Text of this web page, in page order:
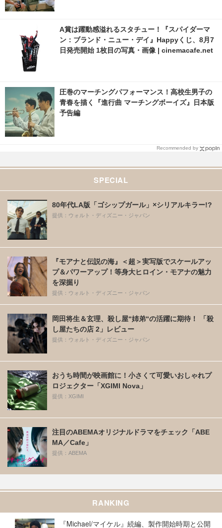
A賞は躍動感溢れるスタチュー！『スパイダーマ
ン：ブランド・ニュー・デイ』Happyくじ、8月7
日発売開始 1枚目の写真・画像 | cinemacafe.net
圧巻のマーチングパフォーマンス！高校生男子の
青春を描く『進行曲 マーチングボーイズ』日本版
予告編
Recommended by
SPECIAL
80年代LA版「ゴシップガール」×シリアルキラー!?
提供：ウォルト・ディズニー・ジャパン
『モアナと伝説の海』＜超＞実写版でスケールアッ
プ＆パワーアップ！等身大ヒロイン・モアナの魅力
を深掘り
提供：ウォルト・ディズニー・ジャパン
岡田将生＆玄理、殺し屋“姉弟“の活躍に期待！ 「殺
し屋たちの店 2」レビュー
提供：ウォルト・ディズニー・ジャパン
おうち時間が映画館に！小さくて可愛いおしゃれプ
ロジェクター「XGIMI Nova」
提供：XGIMI
注目のABEMAオリジナルドラマをチェック「ABE
MA／Cafe」
提供：ABEMA
RANKING
『Michael/マイケル』続編、製作開始時期と公開